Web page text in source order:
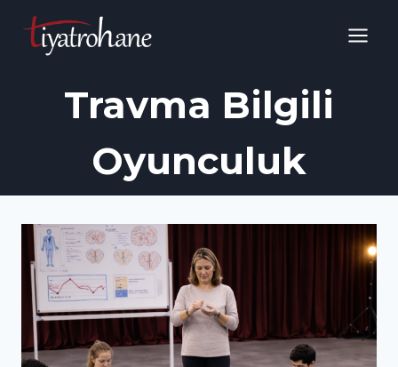
Travma Bilgili
Oyunculuk